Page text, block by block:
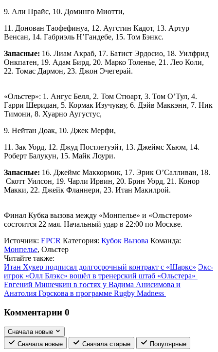
9. Али Прайс, 10. Доминго Миотти,
11. Донован Таофефинуа, 12. Аугстин Кадот, 13. Артур
Венсан, 14. Габриэль Н’Гандебе, 15. Том Бэнкс.
Запасные: 16. Лиам Акраб, 17. Батист Эрдосио, 18. Уилфрид
Онкпатен, 19. Адам Бирд, 20. Марко Толенье, 21. Лео Коли,
22. Томас Дармон, 23. Джон Эчегерай.
«Ольстер»: 1. Ангус Белл, 2. Том Стюарт, 3. Том О’Тул, 4.
Гарри Шеридан, 5. Кормак Изучукву, 6. Дэйв Маккэнн, 7. Ник
Тимони, 8. Хуарно Аугустус,
9. Нейтан Доак, 10. Джек Мерфи,
11. Зак Уорд, 12. Джуд Постлетуэйт, 13. Джеймс Хьюм, 14.
Роберт Балукун, 15. Майк Лоури.
Запасные: 16. Джеймс Маккормик, 17. Эрик О’Салливан, 18.
Скотт Уилсон, 19. Чарли Ирвин, 20. Брин Уорд, 21. Конор
Макки, 22. Джейк Фланнери, 23. Итан Макилрой.
Финал Кубка вызова между «Монпелье» и «Ольстером»
состоится 22 мая. Начальный удар в 22:00 по Москве.
Источник: EPCR Категория: Кубок Вызова Команда:
Монпелье, Ольстер
Читайте также:
Итан Хукер подписал долгосрочный контракт с «Шаркс» Экс-
игрок «Олл Блэкс» вошёл в тренерский штаб «Ольстера»
Евгений Мишечкин в гостях у Вадима Анисимова и
Анатолия Горскова в программе Rugby Madness
Комментарии 0
Сначала новые
Сначала новые
Сначала старые Популярные